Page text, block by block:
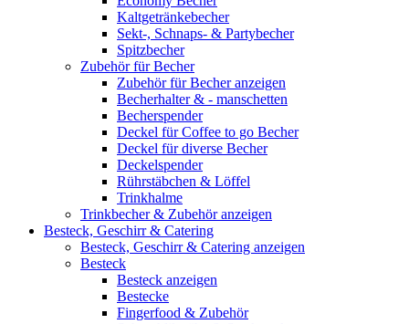
Kaltgetränkebecher
Sekt-, Schnaps- & Partybecher
Spitzbecher
Zubehör für Becher
Zubehör für Becher anzeigen
Becherhalter & - manschetten
Becherspender
Deckel für Coffee to go Becher
Deckel für diverse Becher
Deckelspender
Rührstäbchen & Löffel
Trinkhalme
Trinkbecher & Zubehör anzeigen
Besteck, Geschirr & Catering
Besteck, Geschirr & Catering anzeigen
Besteck
Besteck anzeigen
Bestecke
Fingerfood & Zubehör